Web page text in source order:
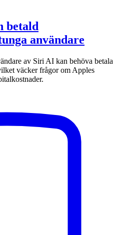
betald
användare
av Siri AI kan behöva betala
väcker frågor om Apples